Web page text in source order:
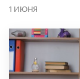
1 ИЮНЯ